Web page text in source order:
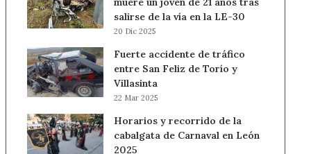
salirse de la vía en la LE-30
20 Dic 2025
Fuerte accidente de tráfico
entre San Feliz de Torío y
Villasinta
22 Mar 2025
Horarios y recorrido de la
cabalgata de Carnaval en León
2025